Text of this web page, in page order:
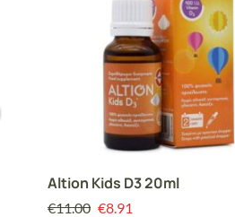
Altion Kids D3 20ml
€11.00 €8.91